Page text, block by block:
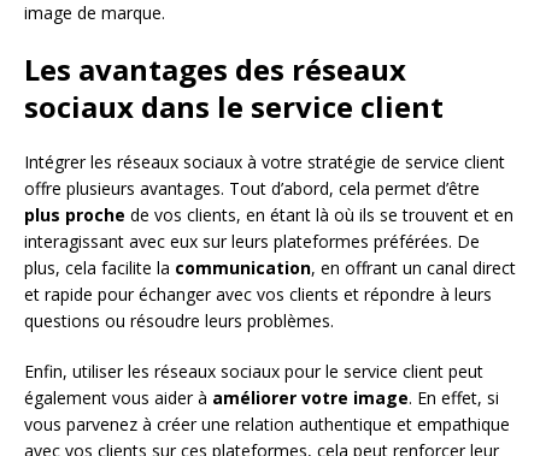
image de marque.
Les avantages des réseaux
sociaux dans le service client
Intégrer les réseaux sociaux à votre stratégie de service client
offre plusieurs avantages. Tout d’abord, cela permet d’être
plus proche de vos clients, en étant là où ils se trouvent et en
interagissant avec eux sur leurs plateformes préférées. De
plus, cela facilite la communication, en offrant un canal direct
et rapide pour échanger avec vos clients et répondre à leurs
questions ou résoudre leurs problèmes.
Enfin, utiliser les réseaux sociaux pour le service client peut
également vous aider à améliorer votre image. En effet, si
vous parvenez à créer une relation authentique et empathique
avec vos clients sur ces plateformes, cela peut renforcer leur